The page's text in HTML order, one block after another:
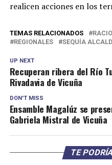
realicen acciones en los
TEMAS RELACIONADOS
REGIONALES
SEQUÍA
UP NEXT
Recuperan ribera del Río
Rivadavia de Vicuña
DON'T MISS
Ensamble Magalúz se
Gabriela Mistral de Vicuña
TE